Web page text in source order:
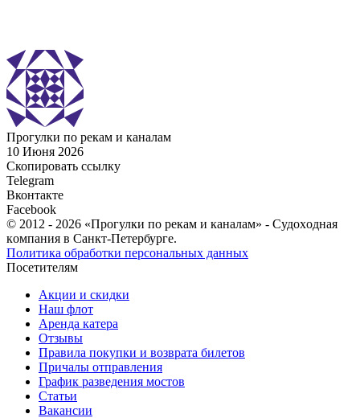
Прогулки по рекам и каналам
10 Июня 2026
Скопировать ссылку
Telegram
Вконтакте
Facebook
© 2012 - 2026 «Прогулки по рекам и каналам» - Cудoxoднaя
кoмпaния в Санкт-Петербурге.
Политика обработки персональных данных
Посетителям
Акции и скидки
Наш флот
Аренда катера
Отзывы
Правила покупки и возврата билетов
Причалы отправления
График разведения мостов
Статьи
Вакансии